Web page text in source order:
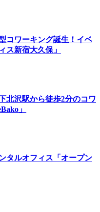
コワーキング誕生！イベ
ス新宿大久保」
北沢駅から徒歩2分のコワ
」
タルオフィス「オープン